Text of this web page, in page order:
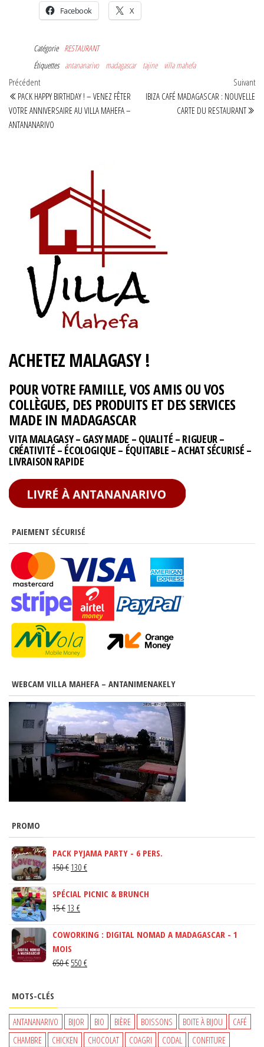
Facebook X
Catégorie RESTAURANT
Étiquettes antananarivo madagascar tajine villa mahefa
Navigation
de
l’article
Article
précédent
Précédent
PACK HAPPY BIRTHDAY ! – VENEZ FÊTER
VOTRE ANNIVERSAIRE AU VILLA MAHEFA –
ANTANANARIVO
Suivant
IBIZA CAFÉ MADAGASCAR : NOUVELLE
CARTE DU RESTAURANT
ACHETEZ MALAGASY !
POUR VOTRE FAMILLE, VOS AMIS OU VOS
COLLÈGUES, DES PRODUITS ET DES SERVICES
MADE IN MADAGASCAR
VITA MALAGASY – GASY MADE – QUALITÉ – RIGUEUR –
CRÉATIVITÉ – ÉCOLOGIQUE – ÉQUITABLE – ACHAT SÉCURISÉ –
LIVRAISON RAPIDE
PAIEMENT SÉCURISÉ
WEBCAM VILLA MAHEFA – ANTANIMENAKELY
PROMO
PACK PYJAMA PARTY - 6 PERS.
150€ LE
INITIAL
ÉTAIT :
130 €LE
ACTUEL
SPÉCIAL PICNIC & BRUNCH
15€ LE
INITIAL
ÉTAIT :
15 €.
13 €LE
ACTUEL
13 €.
COWORKING : DIGITAL NOMAD A MADAGASCAR - 1
MOIS
650€ LE
ÉTAIT :
650 €.
550 €LE
EST :
550 €.
MOTS-CLÉS
ANTANANARIVO BIJOR BIO BIÈRE BOISSONS BOITE À BIJOU
CAFÉ
CHAMBRE
CHICKEN CHOCOLAT COAGRI CODAL
CONFITURE